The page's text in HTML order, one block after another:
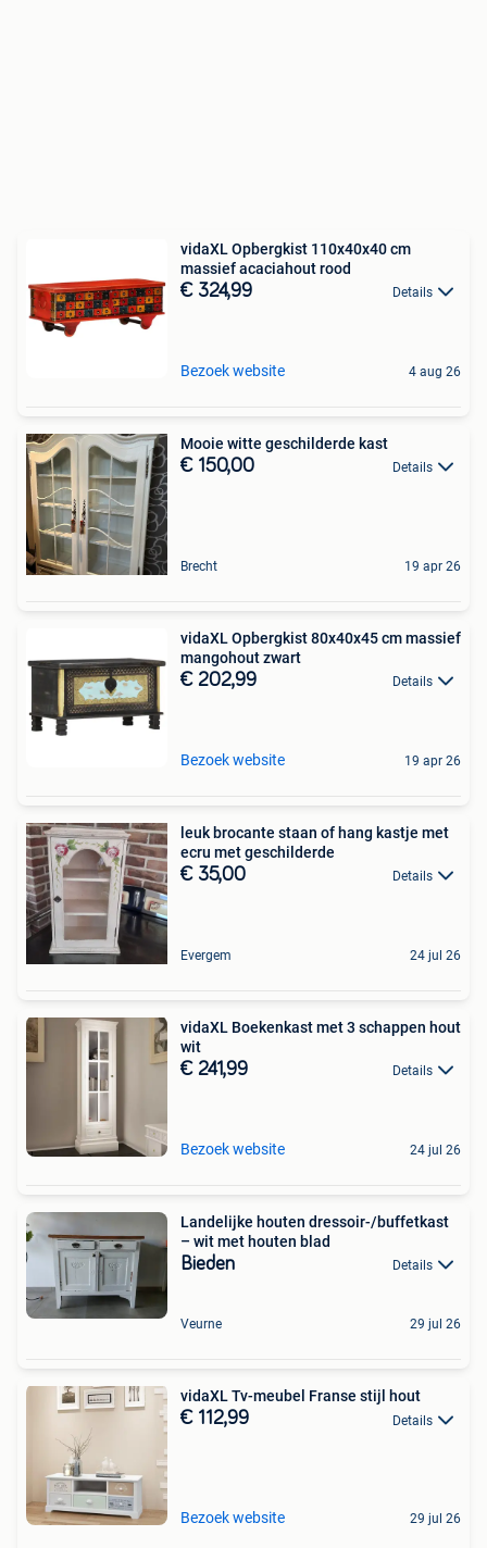
vidaXL Opbergkist 110x40x40 cm
massief acaciahout rood
€ 324,99 Details
Bezoek website 4 aug 26
Mooie witte geschilderde kast
€ 150,00 Details
Brecht 19 apr 26
vidaXL Opbergkist 80x40x45 cm massief
mangohout zwart
€ 202,99 Details
Bezoek website 19 apr 26
leuk brocante staan of hang kastje met
ecru met geschilderde
€ 35,00 Details
Evergem 24 jul 26
vidaXL Boekenkast met 3 schappen hout
wit
€ 241,99 Details
Bezoek website 24 jul 26
Landelijke houten dressoir-/buffetkast
– wit met houten blad
Bieden Details
Veurne 29 jul 26
vidaXL Tv-meubel Franse stijl hout
€ 112,99 Details
Bezoek website 29 jul 26